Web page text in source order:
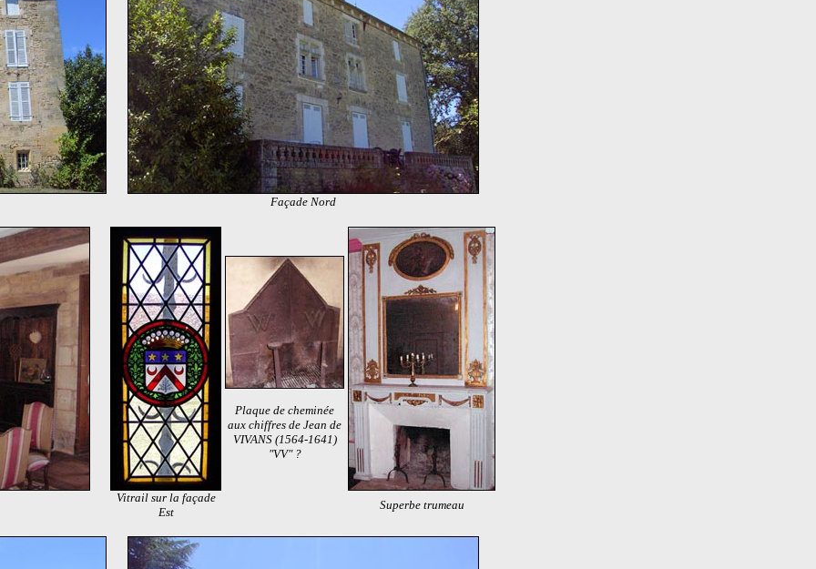
Façade Nord
Plaque de cheminée
aux chiffres de Jean de
VIVANS (1564-1641)
"VV" ?
Vitrail sur la façade
Est
Superbe trumeau